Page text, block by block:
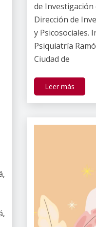
de Investigación
Dirección de
y Psicosociales.
Psiquiatría
Ciudad de
Leer más